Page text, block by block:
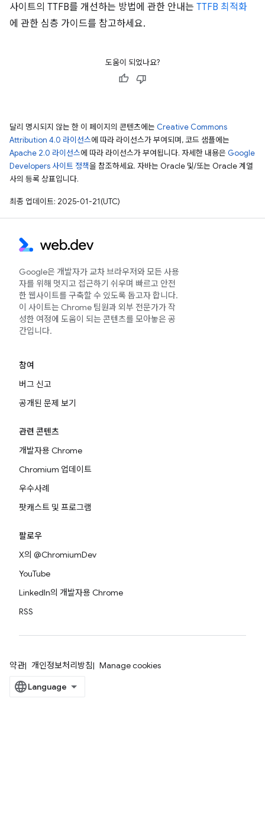
사이트의 TTFB를 개선하는 방법에 관한 안내는 TTFB 최적화
에 관한 심층 가이드를 참고하세요.
도움이 되었나요?
달리 명시되지 않는 한 이 페이지의 콘텐츠에는 Creative Commons
Attribution 4.0 라이선스에 따라 라이선스가 부여되며, 코드 샘플에는
Apache 2.0 라이선스에 따라 라이선스가 부여됩니다. 자세한 내용은 Google
Developers 사이트 정책을 참조하세요. 자바는 Oracle 및/또는 Oracle 계열
사의 등록 상표입니다.
최종 업데이트: 2025-01-21(UTC)
Google은 개발자가 교차 브라우저와 모든 사용
자를 위해 멋지고 접근하기 쉬우며 빠르고 안전
한 웹사이트를 구축할 수 있도록 돕고자 합니다.
이 사이트는 Chrome 팀원과 외부 전문가가 작
성한 여정에 도움이 되는 콘텐츠를 모아놓은 공
간입니다.
참여
버그 신고
공개된 문제 보기
관련 콘텐츠
개발자용 Chrome
Chromium 업데이트
우수사례
팟캐스트 및 프로그램
팔로우
X의 @ChromiumDev
YouTube
LinkedIn의 개발자용 Chrome
RSS
약관 개인정보처리방침 Manage cookies